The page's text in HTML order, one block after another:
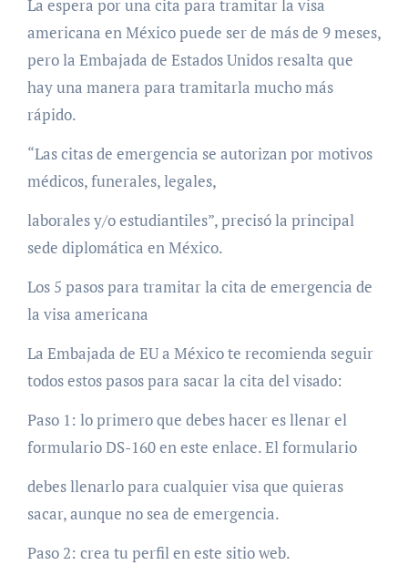
La espera por una cita para tramitar la visa
americana en México puede ser de más de 9 meses,
pero la Embajada de Estados Unidos resalta que
hay una manera para tramitarla mucho más
rápido.
“Las citas de emergencia se autorizan por motivos
médicos, funerales, legales,
laborales y/o estudiantiles”, precisó la principal
sede diplomática en México.
Los 5 pasos para tramitar la cita de emergencia de
la visa americana
La Embajada de EU a México te recomienda seguir
todos estos pasos para sacar la cita del visado:
Paso 1: lo primero que debes hacer es llenar el
formulario DS-160 en este enlace. El formulario
debes llenarlo para cualquier visa que quieras
sacar, aunque no sea de emergencia.
Paso 2: crea tu perfil en este sitio web.